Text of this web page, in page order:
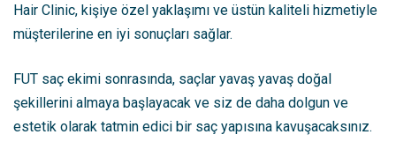
Hair Clinic, kişiye özel yaklaşımı ve üstün kaliteli hizmetiyle
müşterilerine en iyi sonuçları sağlar.
FUT saç ekimi sonrasında, saçlar yavaş yavaş doğal
şekillerini almaya başlayacak ve siz de daha dolgun ve
estetik olarak tatmin edici bir saç yapısına kavuşacaksınız.